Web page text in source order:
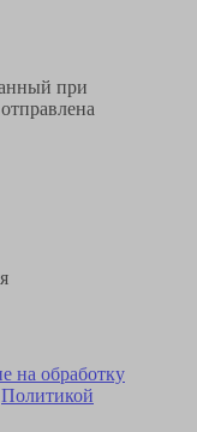
при
на обработку
Политикой